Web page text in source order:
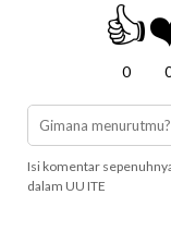
👍
0
Isi komentar
dalam UU ITE